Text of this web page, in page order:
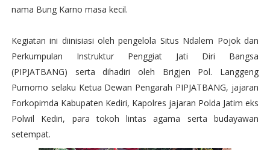
nama Bung Karno masa kecil.
Kegiatan ini diinisiasi oleh pengelola Situs Ndalem Pojok dan
Perkumpulan Instruktur Penggiat Jati Diri Bangsa
(PIPJATBANG) serta dihadiri oleh Brigjen Pol. Langgeng
Purnomo selaku Ketua Dewan Pengarah PIPJATBANG, jajaran
Forkopimda Kabupaten Kediri, Kapolres jajaran Polda Jatim eks
Polwil Kediri, para tokoh lintas agama serta budayawan
setempat.